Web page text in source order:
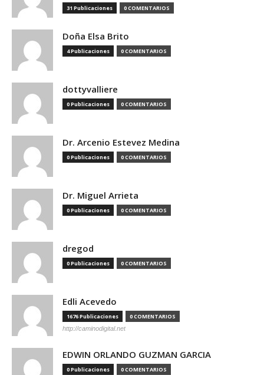
31 Publicaciones 0 COMENTARIOS
Doña Elsa Brito
4 Publicaciones 0 COMENTARIOS
dottyvalliere
0 Publicaciones 0 COMENTARIOS
Dr. Arcenio Estevez Medina
0 Publicaciones 0 COMENTARIOS
Dr. Miguel Arrieta
0 Publicaciones 0 COMENTARIOS
dregod
0 Publicaciones 0 COMENTARIOS
Edli Acevedo
1676 Publicaciones 0 COMENTARIOS
http://caminodigital.net
EDWIN ORLANDO GUZMAN GARCIA
0 Publicaciones 0 COMENTARIOS